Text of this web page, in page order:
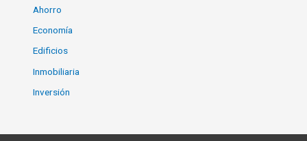
Ahorro
Economía
Edificios
Inmobiliaria
Inversión